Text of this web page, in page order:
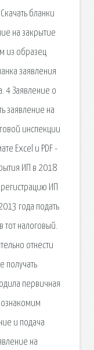
бланки
на закрытие
из образец
заявления
4 Заявление о
заявление на
инспекции
Excel и PDF -
ИП в 2018
ИП
года подать
тот налоговый.
отнести
получать
первичная
и подача
на